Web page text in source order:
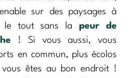
sur des paysages à
le tout sans lapeur de
! Si vous aussi, vous
en commun, plus écolos
êtes au bon endroit !